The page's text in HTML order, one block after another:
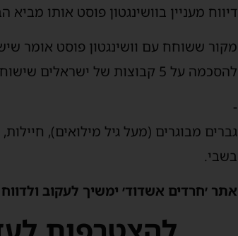
דיווח מעניין בוושינגטון פוסט אותו
מקור ששוחח עם וושינגטון פוסט אומר
להסכמה על 5 קבוצות של ישראלים שישוחררו בפעימות הבאות (אם יהיו):
-
בשבי.
אתר ׳חרדים אשדוד׳ ימשיך לעקוב